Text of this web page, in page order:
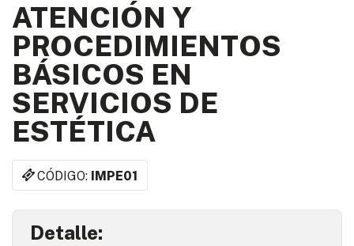
ATENCIÓN Y
PROCEDIMIENTOS
BÁSICOS EN
SERVICIOS DE
ESTÉTICA
CÓDIGO: IMPE01
Detalle: